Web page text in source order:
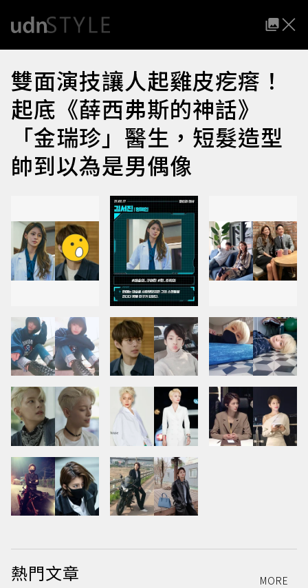
雙面演技讓人起雞皮疙瘩！
起底《薛西弗斯的神話》
「金瑞珍」醫生，短髮造型
帥到以為是男偶像
熱門文章 MORE